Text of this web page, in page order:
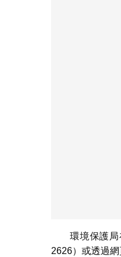
環境保護
2626）或透過網